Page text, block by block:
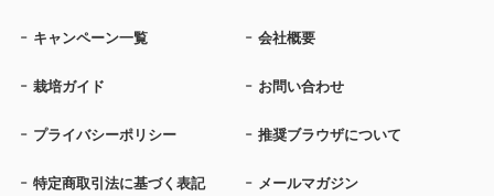
キャンペーン一覧 会社概要
栽培ガイド お問い合わせ
プライバシーポリシー 推奨ブラウザについて
特定商取引法に基づく表記 メールマガジン